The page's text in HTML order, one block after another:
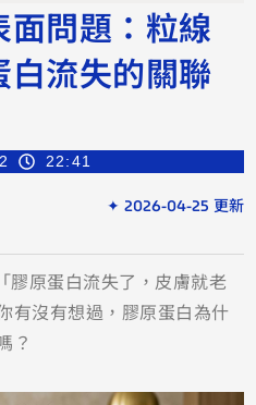
問題：粒線
流失的關聯
22:41
✦ 2026-04-25 更新
膠原蛋白流失了，皮膚就老
有沒有想過，膠原蛋白為什
？